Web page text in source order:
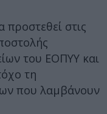
στις
του ΕΟΠΥΥ και
τη
που λαμβάνουν